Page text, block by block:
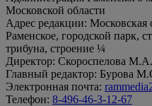
Московской области
Адрес редакции: Московская
Раменское, городской парк,
трибуна, строение ¼
Директор: Скороспелова М.А.
Главный редактор: Бурова
Электронная почта:
Телефон: 8-496-46-3-12-67